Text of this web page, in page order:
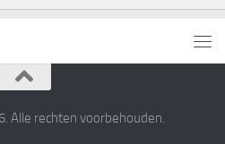
Alle rechten voorbehouden.